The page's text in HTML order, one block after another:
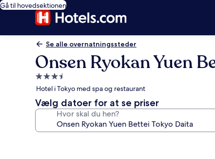
Gå til hovedsektionen
Se alle overnatningssteder
Onsen Ryokan Yuen
3.5-
stjernet
overnatningssted
Hotel i Tokyo med spa og restaurant
Vælg datoer for at se priser
Hvor skal du hen?